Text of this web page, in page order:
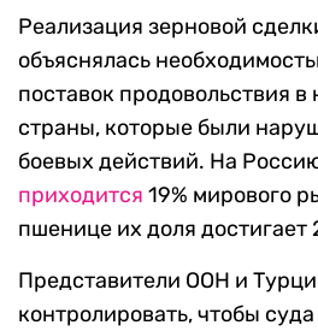
Реализация зерновой
объяснялась
поставок продовольствия
страны, которые были
боевых действий. На
приходится 19% мирового
пшенице их доля достигает
Представители ООН и
контролировать, чтобы